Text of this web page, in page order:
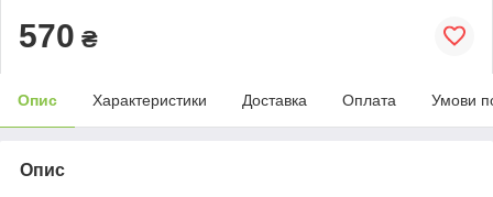
570 ₴
Опис Характеристики Доставка Оплата Умови
Опис